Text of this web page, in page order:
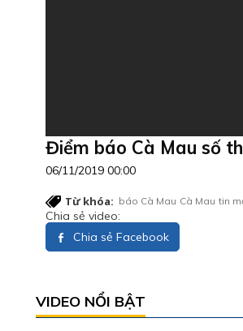
Điểm báo Cà Mau số
06/11/2019 00:00
Từ khóa: báo Cà Mau Cà Mau tin
Chia sẻ video:
Chia sẻ Facebook
VIDEO NỔI BẬT